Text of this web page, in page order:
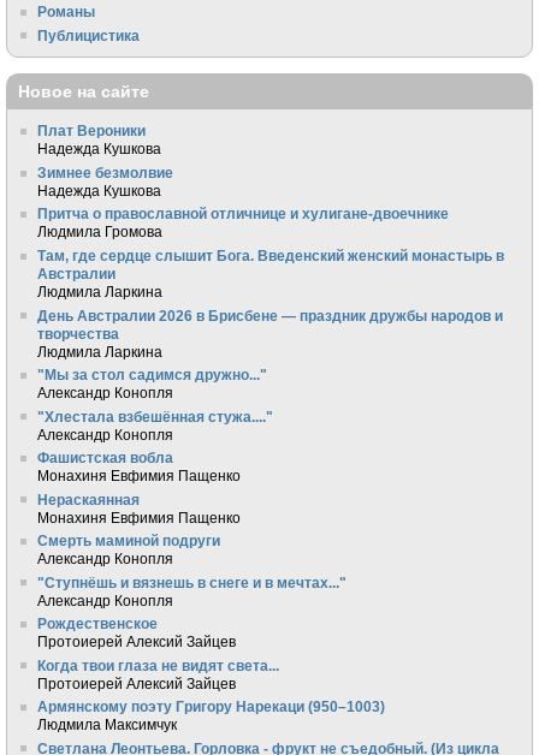
Романы
Публицистика
Новое на сайте
Плат Вероники
Надежда Кушкова
Зимнее безмолвие
Надежда Кушкова
Притча о православной отличнице и хулигане-двоечнике
Людмила Громова
Там, где сердце слышит Бога. Введенский женский монастырь в
Австралии
Людмила Ларкина
День Австралии 2026 в Брисбене — праздник дружбы народов и
творчества
Людмила Ларкина
"Мы за стол садимся дружно..."
Александр Конопля
"Хлестала взбешённая стужа...."
Александр Конопля
Фашистская вобла
Монахиня Евфимия Пащенко
Нераскаянная
Монахиня Евфимия Пащенко
Смерть маминой подруги
Александр Конопля
"Ступнёшь и вязнешь в снеге и в мечтах..."
Александр Конопля
Рождественское
Протоиерей Алексий Зайцев
Когда твои глаза не видят света...
Протоиерей Алексий Зайцев
Армянскому поэту Григору Нарекаци (950–1003)
Людмила Максимчук
Светлана Леонтьева. Горловка - фрукт не съедобный. (Из цикла